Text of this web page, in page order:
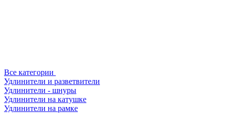
Все категории
Удлинители и разветвители
Удлинители - шнуры
Удлинители на катушке
Удлинители на рамке